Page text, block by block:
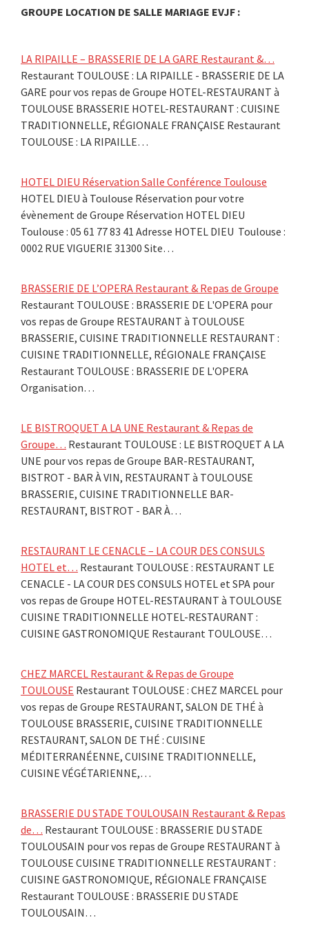
GROUPE LOCATION DE SALLE MARIAGE EVJF :
LA RIPAILLE – BRASSERIE DE LA GARE Restaurant &…
Restaurant TOULOUSE : LA RIPAILLE - BRASSERIE DE LA
GARE pour vos repas de Groupe HOTEL-RESTAURANT à
TOULOUSE BRASSERIE HOTEL-RESTAURANT : CUISINE
TRADITIONNELLE, RÉGIONALE FRANÇAISE Restaurant
TOULOUSE : LA RIPAILLE…
HOTEL DIEU Réservation Salle Conférence Toulouse
HOTEL DIEU à Toulouse Réservation pour votre
évènement de Groupe Réservation HOTEL DIEU
Toulouse : 05 61 77 83 41 Adresse HOTEL DIEU Toulouse :
0002 RUE VIGUERIE 31300 Site…
BRASSERIE DE L’OPERA Restaurant & Repas de Groupe
Restaurant TOULOUSE : BRASSERIE DE L'OPERA pour
vos repas de Groupe RESTAURANT à TOULOUSE
BRASSERIE, CUISINE TRADITIONNELLE RESTAURANT :
CUISINE TRADITIONNELLE, RÉGIONALE FRANÇAISE
Restaurant TOULOUSE : BRASSERIE DE L'OPERA
Organisation…
LE BISTROQUET A LA UNE Restaurant & Repas de
Groupe… Restaurant TOULOUSE : LE BISTROQUET A LA
UNE pour vos repas de Groupe BAR-RESTAURANT,
BISTROT - BAR À VIN, RESTAURANT à TOULOUSE
BRASSERIE, CUISINE TRADITIONNELLE BAR-
RESTAURANT, BISTROT - BAR À…
RESTAURANT LE CENACLE – LA COUR DES CONSULS
HOTEL et… Restaurant TOULOUSE : RESTAURANT LE
CENACLE - LA COUR DES CONSULS HOTEL et SPA pour
vos repas de Groupe HOTEL-RESTAURANT à TOULOUSE
CUISINE TRADITIONNELLE HOTEL-RESTAURANT :
CUISINE GASTRONOMIQUE Restaurant TOULOUSE…
CHEZ MARCEL Restaurant & Repas de Groupe
TOULOUSE Restaurant TOULOUSE : CHEZ MARCEL pour
vos repas de Groupe RESTAURANT, SALON DE THÉ à
TOULOUSE BRASSERIE, CUISINE TRADITIONNELLE
RESTAURANT, SALON DE THÉ : CUISINE
MÉDITERRANÉENNE, CUISINE TRADITIONNELLE,
CUISINE VÉGÉTARIENNE,…
BRASSERIE DU STADE TOULOUSAIN Restaurant & Repas
de… Restaurant TOULOUSE : BRASSERIE DU STADE
TOULOUSAIN pour vos repas de Groupe RESTAURANT à
TOULOUSE CUISINE TRADITIONNELLE RESTAURANT :
CUISINE GASTRONOMIQUE, RÉGIONALE FRANÇAISE
Restaurant TOULOUSE : BRASSERIE DU STADE
TOULOUSAIN…